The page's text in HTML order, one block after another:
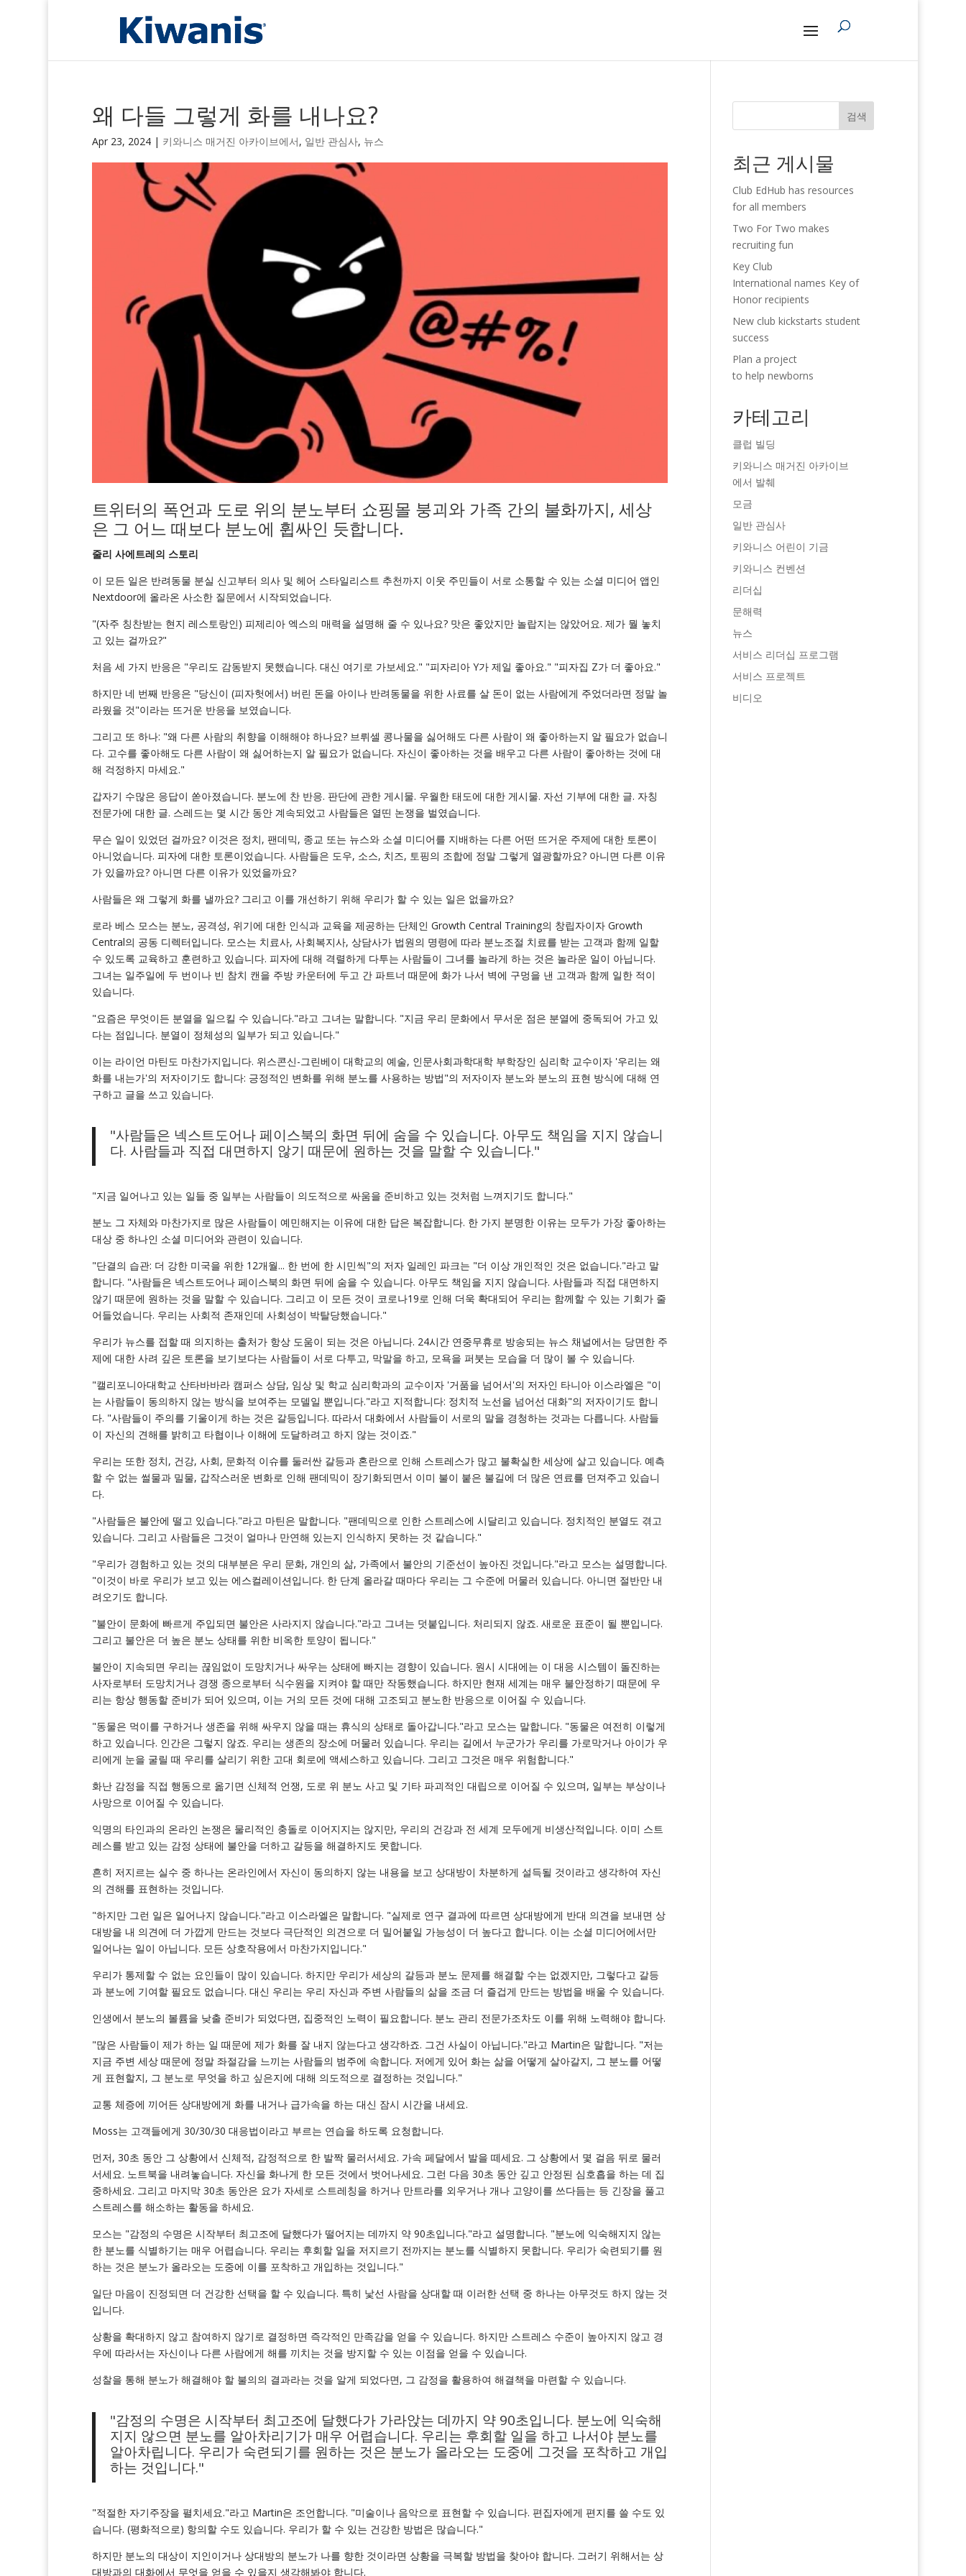
왜 다들 그렇게 화를 내나요?
Apr 23, 2024| 키와니스 매거진 아카이브에서, 일반 관심사, 뉴스
트위터의 폭언과 도로 위의 분노부터 쇼핑몰 붕괴와 가족 간의 불화까지, 세상
은 그 어느 때보다 분노에 휩싸인 듯합니다.
줄리 사에트레의 스토리
이 모든 일은 반려동물 분실 신고부터 의사 및 헤어 스타일리스트 추천까지 이웃 주민들이 서로 소통할 수 있는 소셜 미디어 앱인
Nextdoor에 올라온 사소한 질문에서 시작되었습니다.
"(자주 칭찬받는 현지 레스토랑인) 피제리아 엑스의 매력을 설명해 줄 수 있나요? 맛은 좋았지만 놀랍지는 않았어요. 제가 뭘 놓치
고 있는 걸까요?"
처음 세 가지 반응은 "우리도 감동받지 못했습니다. 대신 여기로 가보세요." "피자리아 Y가 제일 좋아요." "피자집 Z가 더 좋아요."
하지만 네 번째 반응은 "당신이 (피자헛에서) 버린 돈을 아이나 반려동물을 위한 사료를 살 돈이 없는 사람에게 주었더라면 정말 놀
라웠을 것"이라는 뜨거운 반응을 보였습니다.
그리고 또 하나: "왜 다른 사람의 취향을 이해해야 하나요? 브뤼셀 콩나물을 싫어해도 다른 사람이 왜 좋아하는지 알 필요가 없습니
다. 고수를 좋아해도 다른 사람이 왜 싫어하는지 알 필요가 없습니다. 자신이 좋아하는 것을 배우고 다른 사람이 좋아하는 것에 대
해 걱정하지 마세요."
갑자기 수많은 응답이 쏟아졌습니다. 분노에 찬 반응. 판단에 관한 게시물. 우월한 태도에 대한 게시물. 자선 기부에 대한 글. 자칭
전문가에 대한 글. 스레드는 몇 시간 동안 계속되었고 사람들은 열띤 논쟁을 벌였습니다.
무슨 일이 있었던 걸까요? 이것은 정치, 팬데믹, 종교 또는 뉴스와 소셜 미디어를 지배하는 다른 어떤 뜨거운 주제에 대한 토론이
아니었습니다. 피자에 대한 토론이었습니다. 사람들은 도우, 소스, 치즈, 토핑의 조합에 정말 그렇게 열광할까요? 아니면 다른 이유
가 있을까요? 아니면 다른 이유가 있었을까요?
사람들은 왜 그렇게 화를 낼까요? 그리고 이를 개선하기 위해 우리가 할 수 있는 일은 없을까요?
로라 베스 모스는 분노, 공격성, 위기에 대한 인식과 교육을 제공하는 단체인 Growth Central Training의 창립자이자 Growth
Central의 공동 디렉터입니다. 모스는 치료사, 사회복지사, 상담사가 법원의 명령에 따라 분노조절 치료를 받는 고객과 함께 일할
수 있도록 교육하고 훈련하고 있습니다. 피자에 대해 격렬하게 다투는 사람들이 그녀를 놀라게 하는 것은 놀라운 일이 아닙니다.
그녀는 일주일에 두 번이나 빈 참치 캔을 주방 카운터에 두고 간 파트너 때문에 화가 나서 벽에 구멍을 낸 고객과 함께 일한 적이
있습니다.
"요즘은 무엇이든 분열을 일으킬 수 있습니다."라고 그녀는 말합니다. "지금 우리 문화에서 무서운 점은 분열에 중독되어 가고 있
다는 점입니다. 분열이 정체성의 일부가 되고 있습니다."
이는 라이언 마틴도 마찬가지입니다. 위스콘신-그린베이 대학교의 예술, 인문사회과학대학 부학장인 심리학 교수이자 '우리는 왜
화를 내는가'의 저자이기도 합니다: 긍정적인 변화를 위해 분노를 사용하는 방법"의 저자이자 분노와 분노의 표현 방식에 대해 연
구하고 글을 쓰고 있습니다.
"사람들은 넥스트도어나 페이스북의 화면 뒤에 숨을 수 있습니다. 아무도 책임을 지지 않습니
다. 사람들과 직접 대면하지 않기 때문에 원하는 것을 말할 수 있습니다."
"지금 일어나고 있는 일들 중 일부는 사람들이 의도적으로 싸움을 준비하고 있는 것처럼 느껴지기도 합니다."
분노 그 자체와 마찬가지로 많은 사람들이 예민해지는 이유에 대한 답은 복잡합니다. 한 가지 분명한 이유는 모두가 가장 좋아하는
대상 중 하나인 소셜 미디어와 관련이 있습니다.
"단결의 습관: 더 강한 미국을 위한 12개월... 한 번에 한 시민씩"의 저자 일레인 파크는 "더 이상 개인적인 것은 없습니다."라고 말
합니다. "사람들은 넥스트도어나 페이스북의 화면 뒤에 숨을 수 있습니다. 아무도 책임을 지지 않습니다. 사람들과 직접 대면하지
않기 때문에 원하는 것을 말할 수 있습니다. 그리고 이 모든 것이 코로나19로 인해 더욱 확대되어 우리는 함께할 수 있는 기회가 줄
어들었습니다. 우리는 사회적 존재인데 사회성이 박탈당했습니다."
우리가 뉴스를 접할 때 의지하는 출처가 항상 도움이 되는 것은 아닙니다. 24시간 연중무휴로 방송되는 뉴스 채널에서는 당면한 주
제에 대한 사려 깊은 토론을 보기보다는 사람들이 서로 다투고, 막말을 하고, 모욕을 퍼붓는 모습을 더 많이 볼 수 있습니다.
"캘리포니아대학교 산타바바라 캠퍼스 상담, 임상 및 학교 심리학과의 교수이자 '거품을 넘어서'의 저자인 타니아 이스라엘은 "이
는 사람들이 동의하지 않는 방식을 보여주는 모델일 뿐입니다."라고 지적합니다: 정치적 노선을 넘어선 대화"의 저자이기도 합니
다. "사람들이 주의를 기울이게 하는 것은 갈등입니다. 따라서 대화에서 사람들이 서로의 말을 경청하는 것과는 다릅니다. 사람들
이 자신의 견해를 밝히고 타협이나 이해에 도달하려고 하지 않는 것이죠."
우리는 또한 정치, 건강, 사회, 문화적 이슈를 둘러싼 갈등과 혼란으로 인해 스트레스가 많고 불확실한 세상에 살고 있습니다. 예측
할 수 없는 썰물과 밀물, 갑작스러운 변화로 인해 팬데믹이 장기화되면서 이미 불이 붙은 불길에 더 많은 연료를 던져주고 있습니
다.
"사람들은 불안에 떨고 있습니다."라고 마틴은 말합니다. "팬데믹으로 인한 스트레스에 시달리고 있습니다. 정치적인 분열도 겪고
있습니다. 그리고 사람들은 그것이 얼마나 만연해 있는지 인식하지 못하는 것 같습니다."
"우리가 경험하고 있는 것의 대부분은 우리 문화, 개인의 삶, 가족에서 불안의 기준선이 높아진 것입니다."라고 모스는 설명합니다.
"이것이 바로 우리가 보고 있는 에스컬레이션입니다. 한 단계 올라갈 때마다 우리는 그 수준에 머물러 있습니다. 아니면 절반만 내
려오기도 합니다.
"불안이 문화에 빠르게 주입되면 불안은 사라지지 않습니다."라고 그녀는 덧붙입니다. 처리되지 않죠. 새로운 표준이 될 뿐입니다.
그리고 불안은 더 높은 분노 상태를 위한 비옥한 토양이 됩니다."
불안이 지속되면 우리는 끊임없이 도망치거나 싸우는 상태에 빠지는 경향이 있습니다. 원시 시대에는 이 대응 시스템이 돌진하는
사자로부터 도망치거나 경쟁 종으로부터 식수원을 지켜야 할 때만 작동했습니다. 하지만 현재 세계는 매우 불안정하기 때문에 우
리는 항상 행동할 준비가 되어 있으며, 이는 거의 모든 것에 대해 고조되고 분노한 반응으로 이어질 수 있습니다.
"동물은 먹이를 구하거나 생존을 위해 싸우지 않을 때는 휴식의 상태로 돌아갑니다."라고 모스는 말합니다. "동물은 여전히 이렇게
하고 있습니다. 인간은 그렇지 않죠. 우리는 생존의 장소에 머물러 있습니다. 우리는 길에서 누군가가 우리를 가로막거나 아이가 우
리에게 눈을 굴릴 때 우리를 살리기 위한 고대 회로에 액세스하고 있습니다. 그리고 그것은 매우 위험합니다."
화난 감정을 직접 행동으로 옮기면 신체적 언쟁, 도로 위 분노 사고 및 기타 파괴적인 대립으로 이어질 수 있으며, 일부는 부상이나
사망으로 이어질 수 있습니다.
익명의 타인과의 온라인 논쟁은 물리적인 충돌로 이어지지는 않지만, 우리의 건강과 전 세계 모두에게 비생산적입니다. 이미 스트
레스를 받고 있는 감정 상태에 불안을 더하고 갈등을 해결하지도 못합니다.
흔히 저지르는 실수 중 하나는 온라인에서 자신이 동의하지 않는 내용을 보고 상대방이 차분하게 설득될 것이라고 생각하여 자신
의 견해를 표현하는 것입니다.
"하지만 그런 일은 일어나지 않습니다."라고 이스라엘은 말합니다. "실제로 연구 결과에 따르면 상대방에게 반대 의견을 보내면 상
대방을 내 의견에 더 가깝게 만드는 것보다 극단적인 의견으로 더 밀어붙일 가능성이 더 높다고 합니다. 이는 소셜 미디어에서만
일어나는 일이 아닙니다. 모든 상호작용에서 마찬가지입니다."
우리가 통제할 수 없는 요인들이 많이 있습니다. 하지만 우리가 세상의 갈등과 분노 문제를 해결할 수는 없겠지만, 그렇다고 갈등
과 분노에 기여할 필요도 없습니다. 대신 우리는 우리 자신과 주변 사람들의 삶을 조금 더 즐겁게 만드는 방법을 배울 수 있습니다.
인생에서 분노의 볼륨을 낮출 준비가 되었다면, 집중적인 노력이 필요합니다. 분노 관리 전문가조차도 이를 위해 노력해야 합니다.
"많은 사람들이 제가 하는 일 때문에 제가 화를 잘 내지 않는다고 생각하죠. 그건 사실이 아닙니다."라고 Martin은 말합니다. "저는
지금 주변 세상 때문에 정말 좌절감을 느끼는 사람들의 범주에 속합니다. 저에게 있어 화는 삶을 어떻게 살아갈지, 그 분노를 어떻
게 표현할지, 그 분노로 무엇을 하고 싶은지에 대해 의도적으로 결정하는 것입니다."
교통 체증에 끼어든 상대방에게 화를 내거나 급가속을 하는 대신 잠시 시간을 내세요.
Moss는 고객들에게 30/30/30 대응법이라고 부르는 연습을 하도록 요청합니다.
먼저, 30초 동안 그 상황에서 신체적, 감정적으로 한 발짝 물러서세요. 가속 페달에서 발을 떼세요. 그 상황에서 몇 걸음 뒤로 물러
서세요. 노트북을 내려놓습니다. 자신을 화나게 한 모든 것에서 벗어나세요. 그런 다음 30초 동안 깊고 안정된 심호흡을 하는 데 집
중하세요. 그리고 마지막 30초 동안은 요가 자세로 스트레칭을 하거나 만트라를 외우거나 개나 고양이를 쓰다듬는 등 긴장을 풀고
스트레스를 해소하는 활동을 하세요.
모스는 "감정의 수명은 시작부터 최고조에 달했다가 떨어지는 데까지 약 90초입니다."라고 설명합니다. "분노에 익숙해지지 않는
한 분노를 식별하기는 매우 어렵습니다. 우리는 후회할 일을 저지르기 전까지는 분노를 식별하지 못합니다. 우리가 숙련되기를 원
하는 것은 분노가 올라오는 도중에 이를 포착하고 개입하는 것입니다."
일단 마음이 진정되면 더 건강한 선택을 할 수 있습니다. 특히 낯선 사람을 상대할 때 이러한 선택 중 하나는 아무것도 하지 않는 것
입니다.
상황을 확대하지 않고 참여하지 않기로 결정하면 즉각적인 만족감을 얻을 수 있습니다. 하지만 스트레스 수준이 높아지지 않고 경
우에 따라서는 자신이나 다른 사람에게 해를 끼치는 것을 방지할 수 있는 이점을 얻을 수 있습니다.
성찰을 통해 분노가 해결해야 할 불의의 결과라는 것을 알게 되었다면, 그 감정을 활용하여 해결책을 마련할 수 있습니다.
"감정의 수명은 시작부터 최고조에 달했다가 가라앉는 데까지 약 90초입니다. 분노에 익숙해
지지 않으면 분노를 알아차리기가 매우 어렵습니다. 우리는 후회할 일을 하고 나서야 분노를
알아차립니다. 우리가 숙련되기를 원하는 것은 분노가 올라오는 도중에 그것을 포착하고 개입
하는 것입니다."
"적절한 자기주장을 펼치세요."라고 Martin은 조언합니다. "미술이나 음악으로 표현할 수 있습니다. 편집자에게 편지를 쓸 수도 있
습니다. (평화적으로) 항의할 수도 있습니다. 우리가 할 수 있는 건강한 방법은 많습니다."
하지만 분노의 대상이 지인이거나 상대방의 분노가 나를 향한 것이라면 상황을 극복할 방법을 찾아야 합니다. 그러기 위해서는 상
대방과의 대화에서 무엇을 얻을 수 있을지 생각해봐야 합니다.
검색
최근 게시물
Club EdHub has resources
for all members
Two For Two makes
recruiting fun
Key Club
International names Key of
Honor recipients
New club kickstarts student
success
Plan a project
to help newborns
카테고리
클럽 빌딩
키와니스 매거진 아카이브
에서 발췌
모금
일반 관심사
키와니스 어린이 기금
키와니스 컨벤션
리더십
문해력
뉴스
서비스 리더십 프로그램
서비스 프로젝트
비디오